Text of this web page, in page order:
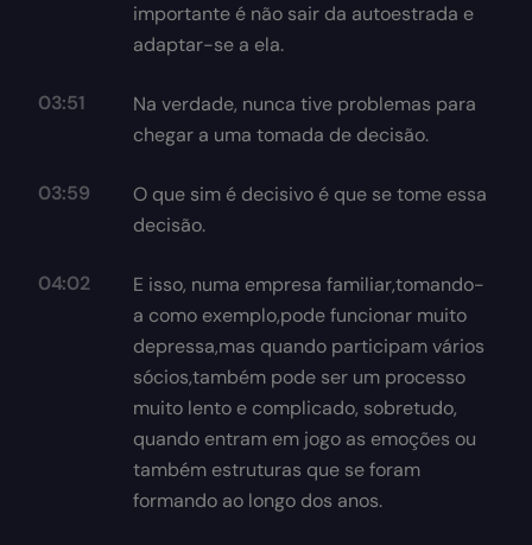
importante é não sair da autoestrada e
adaptar-se a ela.
03:51
Na verdade, nunca tive problemas para
chegar a uma tomada de decisão.
03:59
O que sim é decisivo é que se tome essa
decisão.
04:02
E isso, numa empresa familiar,tomando-
a como exemplo,pode funcionar muito
depressa,mas quando participam vários
sócios,também pode ser um processo
muito lento e complicado, sobretudo,
quando entram em jogo as emoções ou
também estruturas que se foram
formando ao longo dos anos.